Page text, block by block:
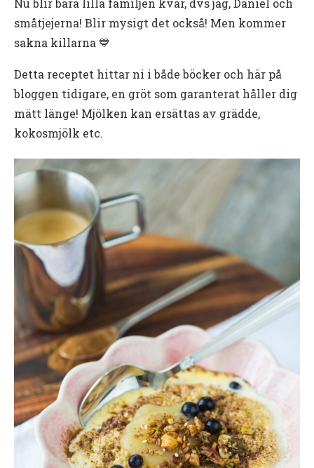
småtjejerna! Blir mysigt det också! Men kommer
sakna killarna 💙
Detta receptet hittar ni i både böcker och här på
bloggen tidigare, en gröt som garanterat håller dig
mätt länge! Mjölken kan ersättas av grädde,
kokosmjölk etc.